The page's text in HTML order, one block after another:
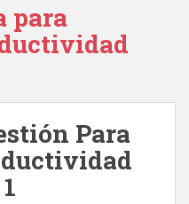
para
Para